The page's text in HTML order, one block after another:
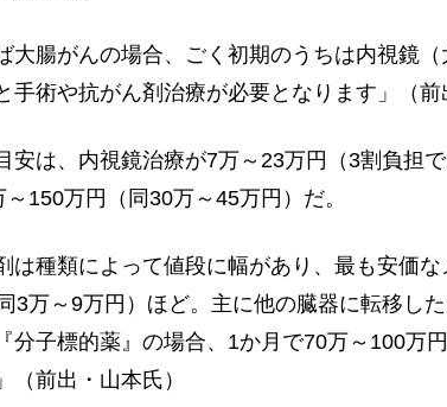
大腸がんの場合、ごく初期のうちは内視鏡（
手術や抗がん剤治療が必要となります」（前
安は、内視鏡治療が7万～23万円（3割負担
150万円（同30万～45万円）だ。
は種類によって値段に幅があり、最も安価
3万～9万円）ほど。主に他の臓器に転移し
分子標的薬』の場合、1か月で70万～100万
（前出・山本氏）